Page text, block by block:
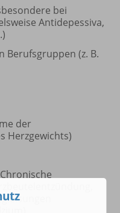
bei
Antidepessiva,
Berufsgruppen (z. B.
der
Herzgewichts)